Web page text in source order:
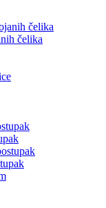
čelika